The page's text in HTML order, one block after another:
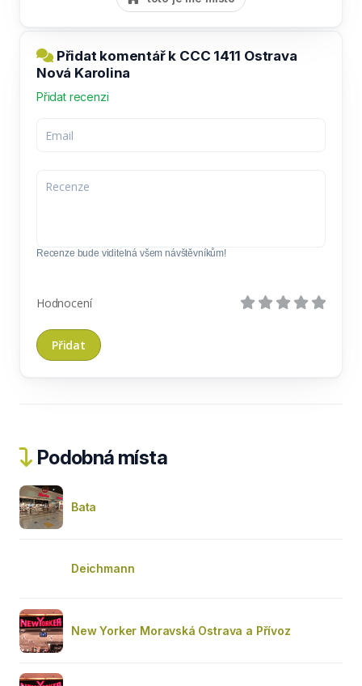
Přidat komentář k CCC 1411 Ostrava
Nová Karolina
Přidat recenzi
Recenze bude viditelná všem návštěvníkům!
Hodnocení
Podobná místa
Bata
Deichmann
New Yorker Moravská Ostrava a Přívoz